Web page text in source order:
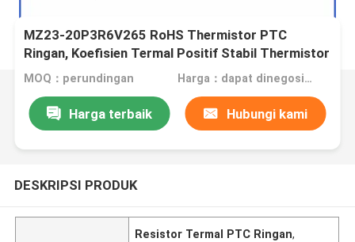
MZ23-20P3R6V265 RoHS Thermistor PTC
Ringan, Koefisien Termal Positif Stabil Thermistor
Untuk Perlindungan Overcurrent
MOQ：perundingan Harga：dapat dinegosiasikan
Harga terbaik Hubungi kami
DESKRIPSI PRODUK
Resistor Termal PTC Ringan,